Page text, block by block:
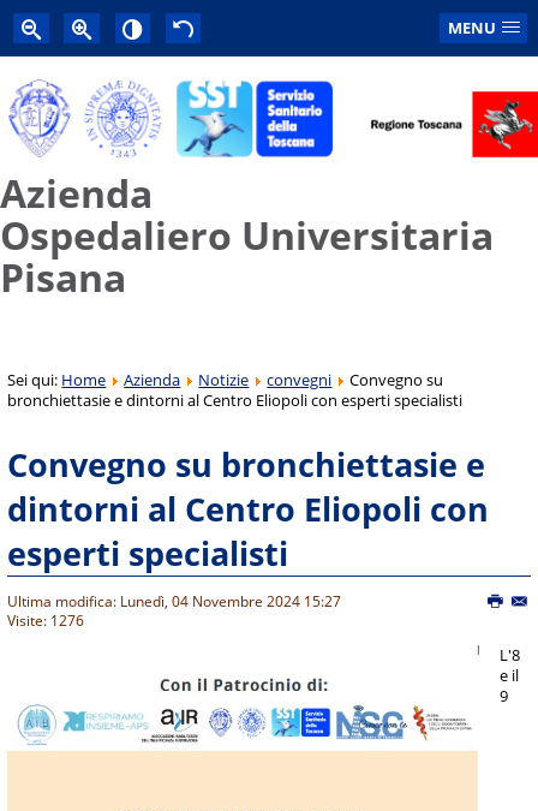
MENU
Azienda
Ospedaliero Universitaria
Pisana
Sei qui: Home Azienda Notizie convegni
Convegno su
bronchiettasie e dintorni al Centro Eliopoli con esperti specialisti
Convegno su bronchiettasie e
dintorni al Centro Eliopoli con
esperti specialisti
Ultima modifica: Lunedì, 04 Novembre 2024 15:27
Visite: 1276
L'8
e il
9